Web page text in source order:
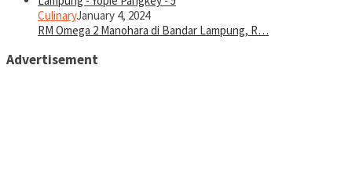
CulinaryJanuary 4, 2024
RM Omega 2 Manohara di Bandar Lampung, R…
Advertisement